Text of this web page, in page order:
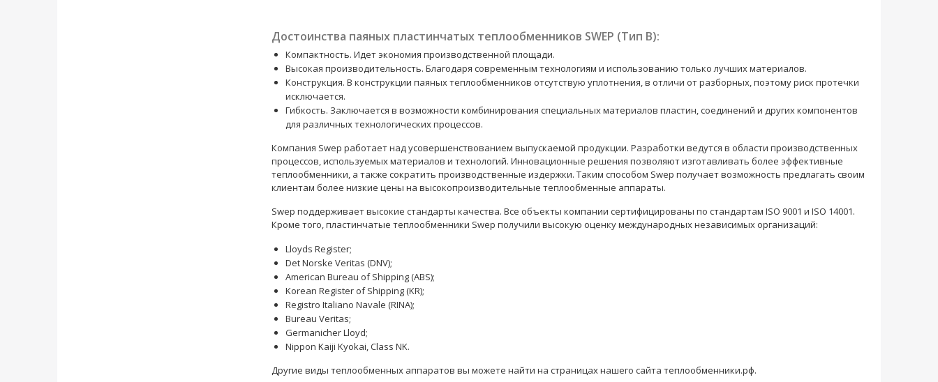
Достоинства паяных пластинчатых теплообменников SWEP (Тип B):
Компактность. Идет экономия производственной площади.
Высокая производительность. Благодаря современным технологиям и использованию только лучших материалов.
Конструкция. В конструкции паяных теплообменников отсутствую уплотнения, в отличи от разборных, поэтому риск протечки
исключается.
Гибкость. Заключается в возможности комбинирования специальных материалов пластин, соединений и других компонентов
для различных технологических процессов.
Компания Swep работает над усовершенствованием выпускаемой продукции. Разработки ведутся в области производственных
процессов, используемых материалов и технологий. Инновационные решения позволяют изготавливать более эффективные
теплообменники, а также сократить производственные издержки. Таким способом Swep получает возможность предлагать своим
клиентам более низкие цены на высокопроизводительные теплообменные аппараты.
Swep поддерживает высокие стандарты качества. Все объекты компании сертифицированы по стандартам ISO 9001 и ISO 14001.
Кроме того, пластинчатые теплообменники Swep получили высокую оценку международных независимых организаций:
Lloyds Register;
Det Norske Veritas (DNV);
American Bureau of Shipping (ABS);
Korean Register of Shipping (KR);
Registro Italiano Navale (RINA);
Bureau Veritas;
Germanicher Lloyd;
Nippon Kaiji Kyokai, Class NK.
Другие виды теплообменных аппаратов вы можете найти на страницах нашего сайта теплообменники.рф.